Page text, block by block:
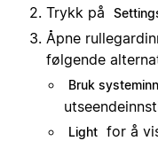
Trykk på
Åpne
følgende
Bruk
Light for å